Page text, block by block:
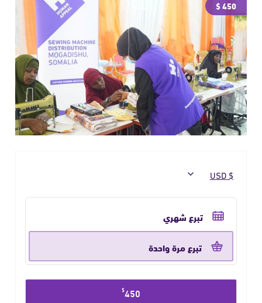
450 $
حدد
تكرار
التبرع
تبرع شهري
تبرع مرة واحدة
حدد
$450